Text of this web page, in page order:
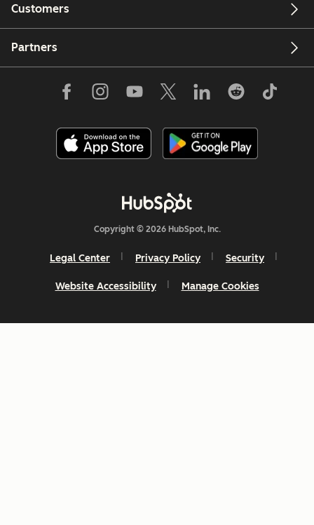
Customers
Partners
Copyright © 2026 HubSpot, Inc.
Legal Center Privacy Policy Security
Website Accessibility Manage Cookies